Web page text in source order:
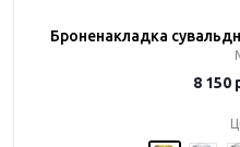
Броненакладка
8 150